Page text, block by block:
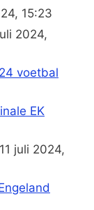
15:23
2024,
voetbal
EK
11 juli 2024,